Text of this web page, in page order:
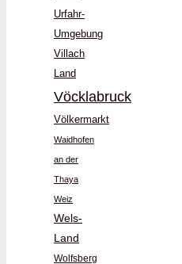
Urfahr-
Umgebung
Villach
Land
Vöcklabruck
Völkermarkt
Waidhofen
an der
Thaya
Weiz
Wels-
Land
Wolfsberg